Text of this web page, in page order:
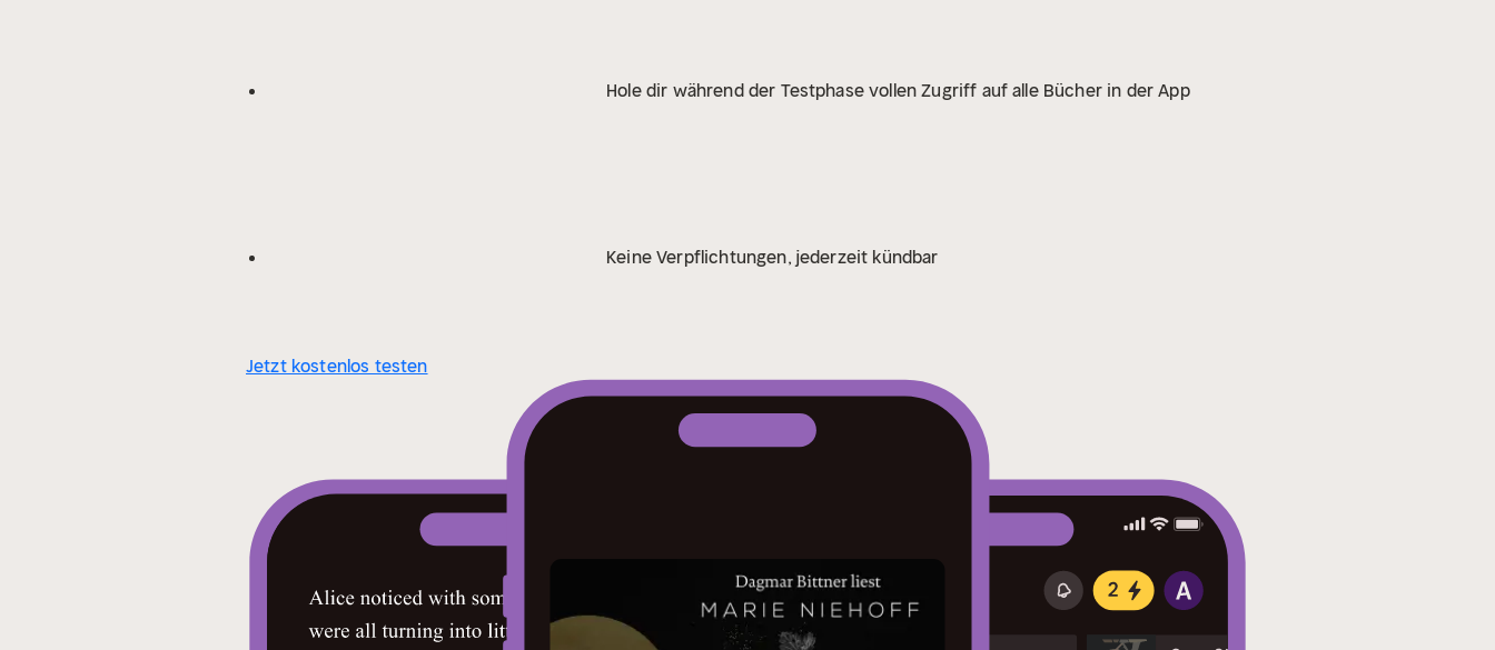
Hole dir während der Testphase vollen Zugriff auf alle Bücher in der App
Keine Verpflichtungen, jederzeit kündbar
Jetzt kostenlos testen